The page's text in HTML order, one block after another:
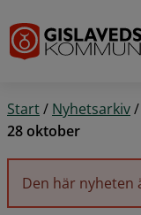
Start/ Nyhetsarkiv/
28 oktober
Den här nyheten